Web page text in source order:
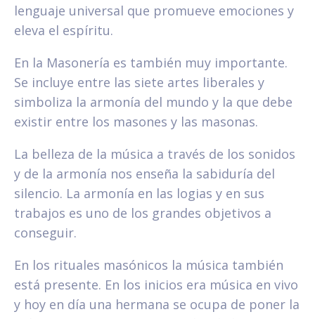
lenguaje universal que promueve emociones y
eleva el espíritu.
En la Masonería es también muy importante.
Se incluye entre las siete artes liberales y
simboliza la armonía del mundo y la que debe
existir entre los masones y las masonas.
La belleza de la música a través de los sonidos
y de la armonía nos enseña la sabiduría del
silencio. La armonía en las logias y en sus
trabajos es uno de los grandes objetivos a
conseguir.
En los rituales masónicos la música también
está presente. En los inicios era música en vivo
y hoy en día una hermana se ocupa de poner la